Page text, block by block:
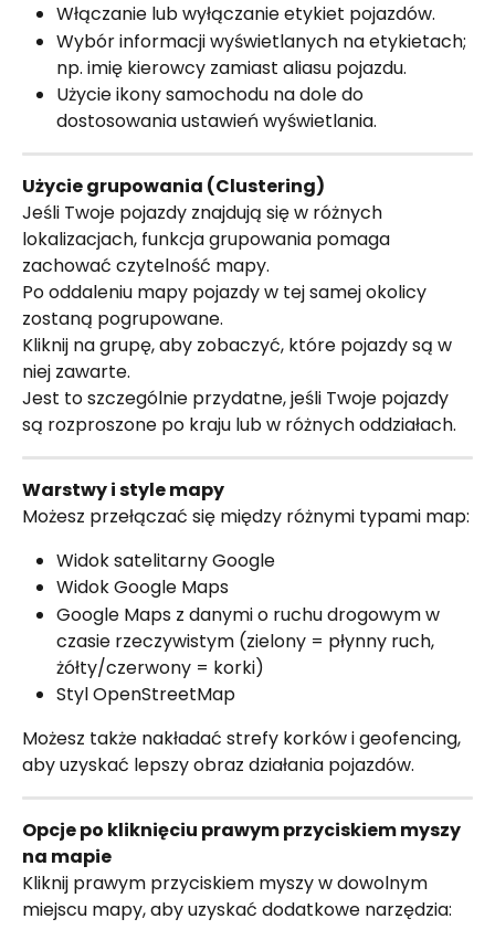
Włączanie lub wyłączanie etykiet pojazdów.
Wybór informacji wyświetlanych na etykietach;
np. imię kierowcy zamiast aliasu pojazdu.
Użycie ikony samochodu na dole do
dostosowania ustawień wyświetlania.
Użycie grupowania (Clustering)
Jeśli Twoje pojazdy znajdują się w różnych
lokalizacjach, funkcja grupowania pomaga
zachować czytelność mapy.
Po oddaleniu mapy pojazdy w tej samej okolicy
zostaną pogrupowane.
Kliknij na grupę, aby zobaczyć, które pojazdy są w
niej zawarte.
Jest to szczególnie przydatne, jeśli Twoje pojazdy
są rozproszone po kraju lub w różnych oddziałach.
Warstwy i style mapy
Możesz przełączać się między różnymi typami map:
Widok satelitarny Google
Widok Google Maps
Google Maps z danymi o ruchu drogowym w
czasie rzeczywistym (zielony = płynny ruch,
żółty/czerwony = korki)
Styl OpenStreetMap
Możesz także nakładać strefy korków i geofencing,
aby uzyskać lepszy obraz działania pojazdów.
Opcje po kliknięciu prawym przyciskiem myszy
na mapie
Kliknij prawym przyciskiem myszy w dowolnym
miejscu mapy, aby uzyskać dodatkowe narzędzia: